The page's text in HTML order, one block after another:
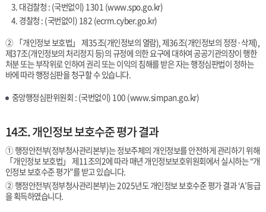
3. 대검찰청 : (국번없이) 1301 (www.spo.go.kr)
4. 경찰청 : (국번없이) 182 (ecrm.cyber.go.kr)
② 「개인정보 보호법」 제35조(개인정보의 열람), 제36조(개인정보의 정정·삭제),
제37조(개인정보의 처리정지 등)의 규정에 의한 요구에 대하여 공공기관의장이 행한
처분 또는 부작위로 인하여 권리 또는 이익의 침해를 받은 자는 행정심판법이 정하는
바에 따라 행정심판을 청구할 수 있습니다.
중앙행정심판위원회 : (국번없이) 100 (www.simpan.go.kr)
14조. 개인정보 보호수준 평가 결과
① 행정안전부(정부청사관리본부)는 정보주체의 개인정보를 안전하게 관리하기 위해
「개인정보 보호법」 제11조의2에 따라 매년 개인정보보호위원회에서 실시하는 “개
인정보 보호수준 평가”를 받고 있습니다.
② 행정안전부(정부청사관리본부)는 2025년도 개인정보 보호수준 평가 결과 ‘A’등급
을 획득하였습니다.